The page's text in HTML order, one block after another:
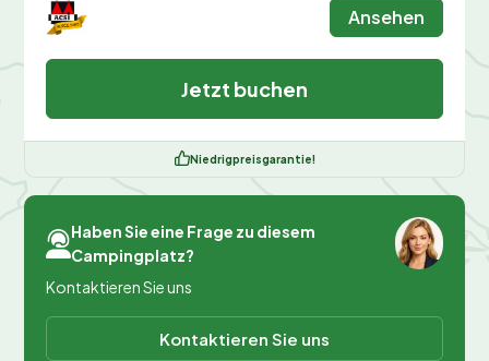
Ansehen
Jetzt buchen
Niedrigpreisgarantie!
Haben Sie eine Frage zu diesem
Campingplatz?
Kontaktieren Sie uns
Kontaktieren Sie uns